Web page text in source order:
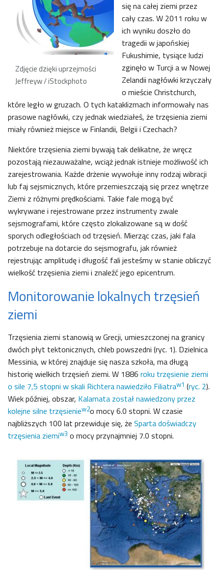
Zdjęcie dzięki uprzejmości
Jeffreyw / iStockphoto
się na całej ziemi przez
cały czas. W 2011 roku w
ich wyniku doszło do
tragedii w japońskiej
Fukushimie, tysiące ludzi
zginęło w Turcji a w Nowej
Zelandii nagłówki krzyczały
o mieście Christchurch,
które legło w gruzach. O tych kataklizmach informowały nas
prasowe nagłówki, czy jednak wiedziałeś, że trzęsienia ziemi
miały również miejsce w Finlandii, Belgii i Czechach?
Niektóre trzęsienia ziemi bywają tak delikatne, że wręcz
pozostają niezauważalne, wciąż jednak istnieje możliwość ich
zarejestrowania. Każde drżenie wywołuje inny rodzaj wibracji
lub faj sejsmicznych, które przemieszczają się przez wnętrze
Ziemi z różnymi prędkościami. Takie fale mogą być
wykrywane i rejestrowane przez instrumenty zwale
sejsmografami, które często zlokalizowane są w dość
sporych odległościach od trzęsień. Mierząc czas, jaki fala
potrzebuje na dotarcie do sejsmografu, jak również
rejestrując amplitudę i długość fali jesteśmy w stanie obliczyć
wielkość trzęsienia ziemi i znaleźć jego epicentrum.
Monitorowanie lokalnych trzęsień
ziemi
Trzęsienia ziemi stanowią w Grecji, umieszczonej na granicy
dwóch płyt tektonicznych, chleb powszedni (ryc. 1). Dzielnica
Messinia, w której znajduje się nasza szkoła, ma długą
historię wielkich trzęsień ziemi. W 1886 roku trzęsienie ziemi
o sile 7,5 stopni w skali Richtera nawiedziło Filiatraw1 (ryc. 2).
Wiek później, obszar, Kalamata został nawiedzony przez
kolejne silne trzęsieniew2o mocy 6.0 stopni. W czasie
najbliższych 100 lat przewiduje się, że Sparta doświadczy
trzęsienia ziemiw3 o mocy przynajmniej 7.0 stopni.